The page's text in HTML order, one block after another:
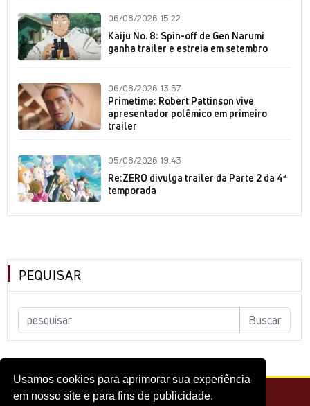
Usamos cookies para aprimorar sua experiência
em nosso site e para fins de publicidade.
06/08/2026 15:22
Kaiju No. 8: Spin-off de Gen Narumi
ganha trailer e estreia em setembro
06/08/2026 13:57
Primetime: Robert Pattinson vive
apresentador polêmico em primeiro
trailer
05/08/2026 19:43
Re:ZERO divulga trailer da Parte 2 da 4ª
temporada
PEQUISAR